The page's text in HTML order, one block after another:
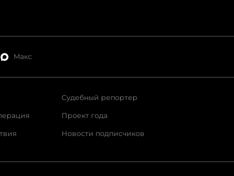
Макс
Судебный репортер
Проект года
Новости подписчиков